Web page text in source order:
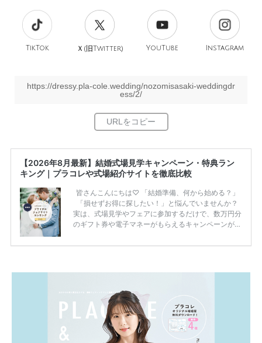
TikTok Ｘ(旧Twitter) YouTube Instagram
https://dressy.pla-cole.wedding/nozomisasaki-weddingdr
ess/2/
【2026年8月最新】結婚式場見学キャンペーン・特典ラン
キング｜プラコレや式場紹介サイトを徹底比較
皆さんこんにちは♡ 「結婚準備、何から始める？」
「損せずお得に探したい！」と悩んでいませんか？
実は、式場見学やフェアに参加するだけで、数万円分
のギフト券や電子マネーがもらえるキャンペーンがあ
ため、比較せずに選ぶと損をしてしまうことも……。
一番お得？」「プラコレの特典は？」といった疑問も
解決します。 まずは診断で候補を絞れる「ウェディ
ング診断」か、体験型 […]続きを読む